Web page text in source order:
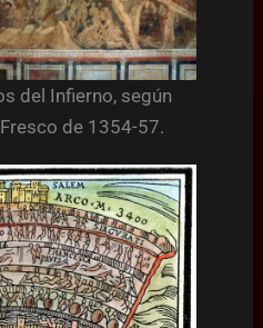
del Infierno, según
de 1354-57.